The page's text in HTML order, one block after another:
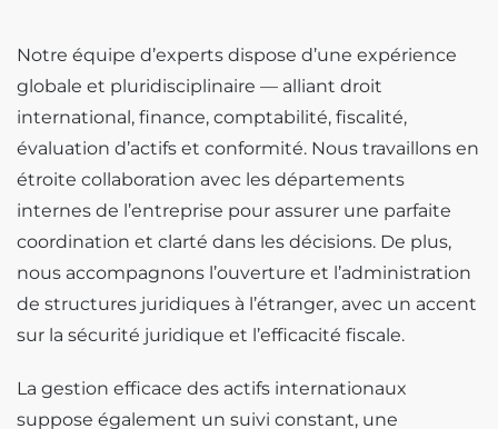
Notre équipe d’experts dispose d’une expérience
globale et pluridisciplinaire — alliant droit
international, finance, comptabilité, fiscalité,
évaluation d’actifs et conformité. Nous travaillons en
étroite collaboration avec les départements
internes de l’entreprise pour assurer une parfaite
coordination et clarté dans les décisions. De plus,
nous accompagnons l’ouverture et l’administration
de structures juridiques à l’étranger, avec un accent
sur la sécurité juridique et l’efficacité fiscale.
La gestion efficace des actifs internationaux
suppose également un suivi constant, une